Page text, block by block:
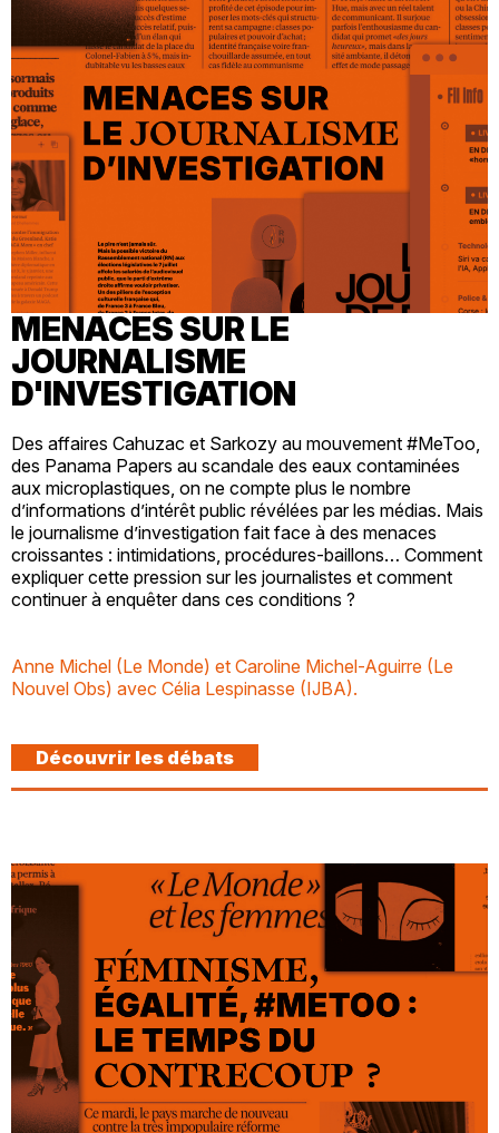
MENACES SUR LE
JOURNALISME
D'INVESTIGATION
Des affaires Cahuzac et Sarkozy au mouvement #MeToo,
des Panama Papers au scandale des eaux contaminées
aux microplastiques, on ne compte plus le nombre
d’informations d’intérêt public révélées par les médias. Mais
le journalisme d’investigation fait face à des menaces
croissantes : intimidations, procédures-baillons… Comment
expliquer cette pression sur les journalistes et comment
continuer à enquêter dans ces conditions ?
Anne Michel (Le Monde) et Caroline Michel-Aguirre (Le
Nouvel Obs) avec Célia Lespinasse (IJBA).
Découvrir les débats